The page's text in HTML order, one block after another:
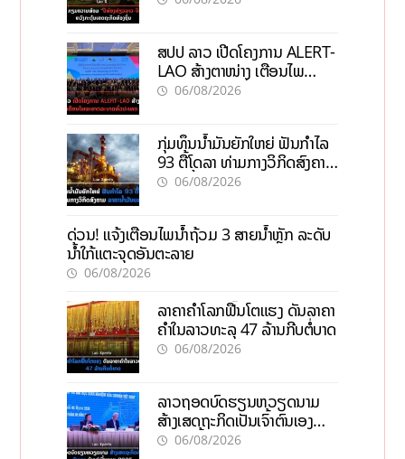
ສປປ ລາວ ເປີດໂຄງການ ALERT-
LAO ສ້າງຕາໜ່າງ ເຕືອນໄພ
ພະຍາດລະບາດທົ່ວປະເທດ
06/08/2026
ກຸ່ມທຶນນ້ຳມັນຍັກໃຫຍ່ ຟັນກຳໄລ
93 ຕື້ໂດລາ ທ່າມກາງວິກິດສົງຄາມ
ລາຄານໍ້າມັນແພງ
06/08/2026
ດ່ວນ! ແຈ້ງເຕືອນໄພນໍ້າຖ້ວມ 3 ສາຍນໍ້າຫຼັກ ລະດັບ
ນໍ້າໃກ້ແຕະຈຸດອັນຕະລາຍ
06/08/2026
ລາຄາຄຳໂລກຟື້ນໂຕແຮງ ດັນລາຄາ
ຄຳໃນລາວທະລຸ 47 ລ້ານກີບຕໍ່ບາດ
06/08/2026
ລາວຖອດບົດຮຽນຫວຽດນາມ
ສ້າງເສດຖະກິດເປັນເຈົ້າຕົນເອງ
ກ້າວສູ່ເປົ້າໝາຍ 2035
06/08/2026